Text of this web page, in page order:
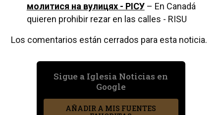
молитися на вулицях - РІСУ– En Canadá
quieren prohibir rezar en las calles - RISU
Los comentarios están cerrados para esta noticia.
Sigue a Iglesia Noticias en
Google
AÑADIR A MIS FUENTES